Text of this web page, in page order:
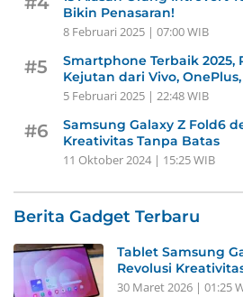
Bikin Penasaran!
8 Februari 2025 | 07:00 WIB
#5
Smartphone Terbaik 2025,
Kejutan dari Vivo,
5 Februari 2025 | 22:48 WIB
#6
Samsung Galaxy Z Fold6
Kreativitas Tanpa Batas
11 Oktober 2024 | 15:25 WIB
Berita Gadget Terbaru
Tablet Samsung
Revolusi
30 Maret 2026 | 01:25